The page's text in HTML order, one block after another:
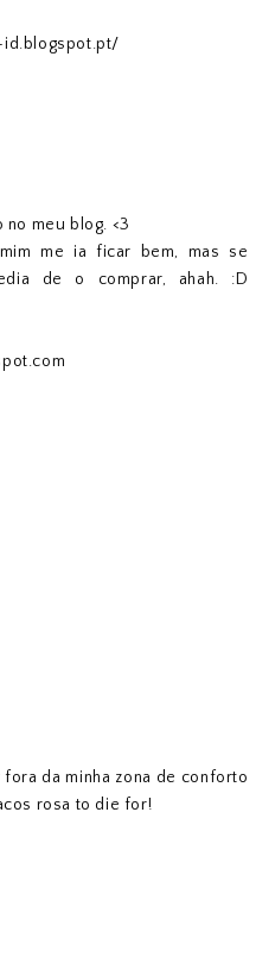
meu blog. <3
me ia ficar bem, mas se
de o comprar, ahah. :D
da minha zona de conforto
rosa to die for!